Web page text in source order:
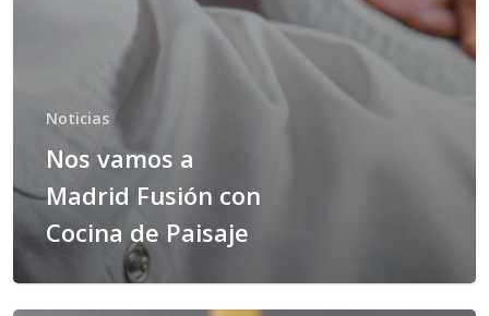
Noticias
Nos vamos a
Madrid Fusión con
Cocina de Paisaje